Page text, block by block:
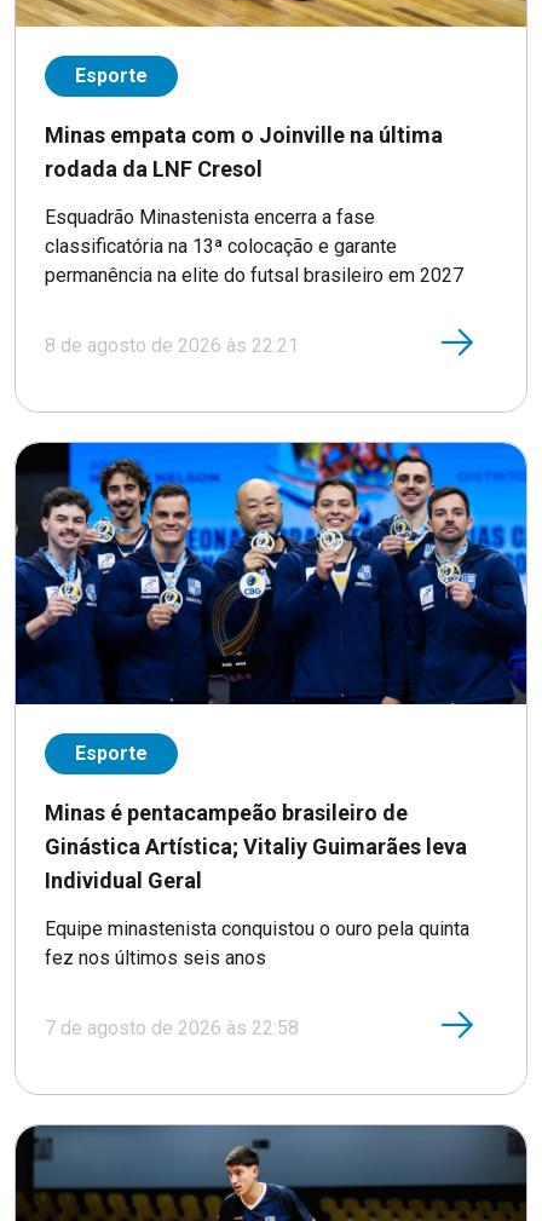
Esporte
Minas empata com o Joinville na última
rodada da LNF Cresol
Esquadrão Minastenista encerra a fase
classificatória na 13ª colocação e garante
permanência na elite do futsal brasileiro em 2027
8 de agosto de 2026 às 22:21
Esporte
Minas é pentacampeão brasileiro de
Ginástica Artística; Vitaliy Guimarães leva
Individual Geral
Equipe minastenista conquistou o ouro pela quinta
fez nos últimos seis anos
7 de agosto de 2026 às 22:58